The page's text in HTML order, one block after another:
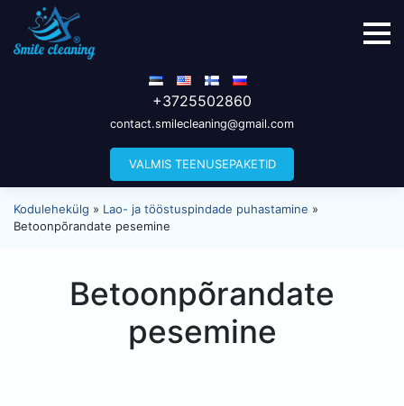
+3725502860
contact.smilecleaning@gmail.com
VALMIS TEENUSEPAKETID
Kodulehekülg » Lao- ja tööstuspindade puhastamine »
Betoonpõrandate pesemine
Betoonpõrandate
pesemine